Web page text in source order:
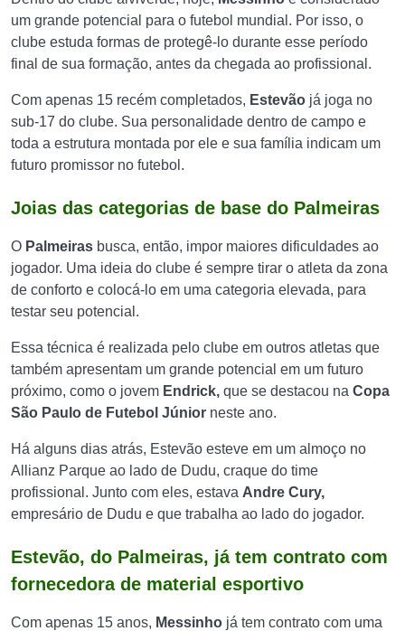
um grande potencial para o futebol mundial. Por isso, o
clube estuda formas de protegê-lo durante esse período
final de sua formação, antes da chegada ao profissional.
Com apenas 15 recém completados, Estevão já joga no
sub-17 do clube. Sua personalidade dentro de campo e
toda a estrutura montada por ele e sua família indicam um
futuro promissor no futebol.
Joias das categorias de base do Palmeiras
O Palmeiras busca, então, impor maiores dificuldades ao
jogador. Uma ideia do clube é sempre tirar o atleta da zona
de conforto e colocá-lo em uma categoria elevada, para
testar seu potencial.
Essa técnica é realizada pelo clube em outros atletas que
também apresentam um grande potencial em um futuro
próximo, como o jovem Endrick, que se destacou na Copa
São Paulo de Futebol Júnior neste ano.
Há alguns dias atrás, Estevão esteve em um almoço no
Allianz Parque ao lado de Dudu, craque do time
profissional. Junto com eles, estava Andre Cury,
empresário de Dudu e que trabalha ao lado do jogador.
Estevão, do Palmeiras, já tem contrato com
fornecedora de material esportivo
Com apenas 15 anos, Messinho já tem contrato com uma